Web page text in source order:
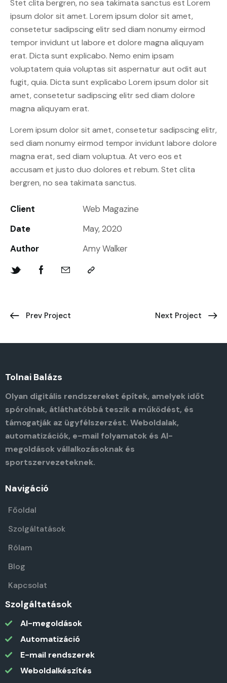
Stet clita bergren, no sea takimata sanctus est Lorem
ipsum dolor sit amet. Lorem ipsum dolor sit amet,
consetetur sadipscing elitr sed diam nonumy eirmod
tempor invidunt ut labore et dolore magna aliquyam
erat. Dicta sunt explicabo. Nemo enim ipsam
voluptatem quia voluptas sit aspernatur aut odit aut
fugit, quia. Dicta sunt explicabo Lorem ipsum dolor sit
amet, consetetur sadipscing elitr sed diam dolore
magna aliquyam erat.
Lorem ipsum dolor sit amet, consetetur sadipscing elitr,
sed diam nonumy eirmod tempor invidunt labore dolore
magna erat, sed diam voluptua. At vero eos et
accusam et justo duo dolores et rebum. Stet clita
bergren, no sea takimata sanctus.
Client
Web Magazine
Date
May, 2020
Author
Amy Walker
Prev Project Next Project
Tolnai Balázs
Olyan digitális rendszereket építek, amelyek időt
spórolnak, átláthatóbbá teszik a működést, és
támogatják az ügyfélszerzést. Weboldalak,
automatizációk, e-mail folyamatok és AI-
megoldások vállalkozásoknak és
sportszervezeteknek.
Navigáció
Főoldal
Szolgáltatások
Rólam
Blog
Kapcsolat
Szolgáltatások
AI-megoldások
Automatizáció
E-mail rendszerek
Weboldalkészítés